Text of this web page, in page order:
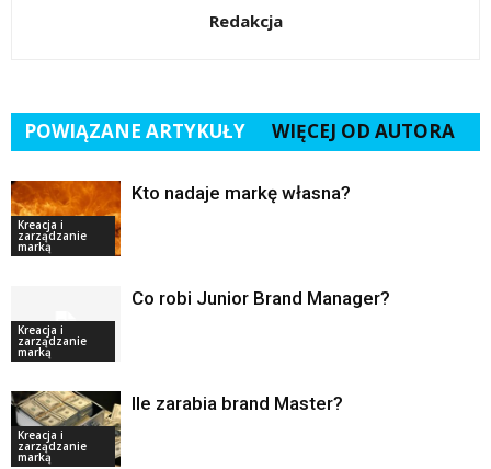
Redakcja
POWIĄZANE ARTYKUŁY WIĘCEJ OD AUTORA
Kreacja i
zarządzanie
marką
Kto nadaje markę własna?
Kreacja i
zarządzanie
marką
Co robi Junior Brand Manager?
Kreacja i
zarządzanie
marką
Ile zarabia brand Master?